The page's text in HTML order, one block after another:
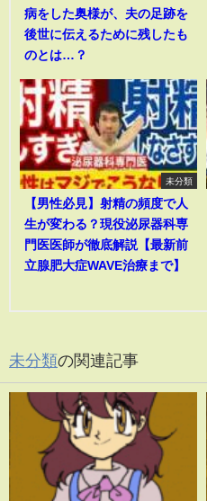
病をした奥様が、夫の足跡を
後世に伝えるために残したも
のとは…？
未分類
【男性必見】射精の頻度で人
生が変わる？現役泌尿器科専
門医医師が徹底解説【最新前
立腺肥大症WAVE治療まで】
未分類の関連記事